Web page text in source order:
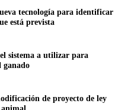
tecnología para identificar
está prevista
sistema a utilizar para
ganado
de proyecto de ley